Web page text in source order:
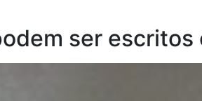
ser escritos